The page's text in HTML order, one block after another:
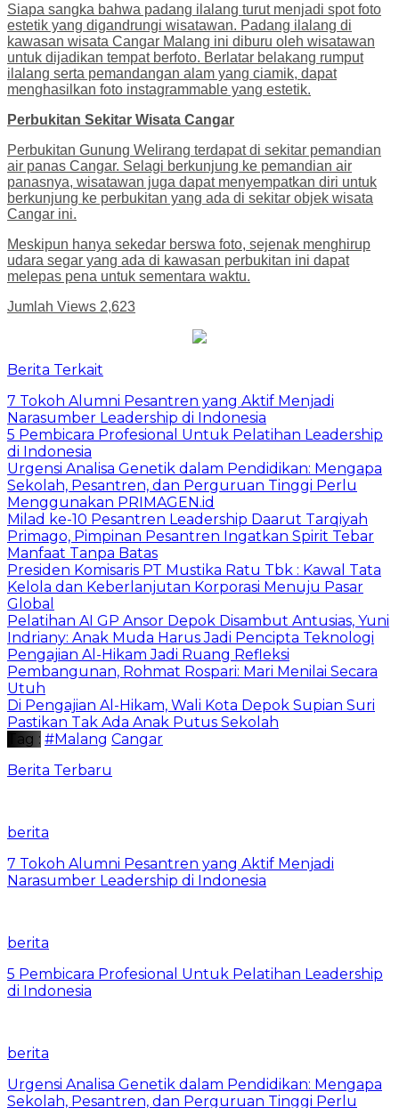
Siapa sangka bahwa padang ilalang turut menjadi spot foto
estetik yang digandrungi wisatawan. Padang ilalang di
kawasan wisata Cangar Malang ini diburu oleh wisatawan
untuk dijadikan tempat berfoto. Berlatar belakang rumput
ilalang serta pemandangan alam yang ciamik, dapat
menghasilkan foto instagrammable yang estetik.
Perbukitan Sekitar Wisata Cangar
Perbukitan Gunung Welirang terdapat di sekitar pemandian
air panas Cangar. Selagi berkunjung ke pemandian air
panasnya, wisatawan juga dapat menyempatkan diri untuk
berkunjung ke perbukitan yang ada di sekitar objek wisata
Cangar ini.
Meskipun hanya sekedar berswa foto, sejenak menghirup
udara segar yang ada di kawasan perbukitan ini dapat
melepas pena untuk sementara waktu.
Jumlah Views 2,623
Berita Terkait
7 Tokoh Alumni Pesantren yang Aktif Menjadi
Narasumber Leadership di Indonesia
5 Pembicara Profesional Untuk Pelatihan Leadership
di Indonesia
Urgensi Analisa Genetik dalam Pendidikan: Mengapa
Sekolah, Pesantren, dan Perguruan Tinggi Perlu
Menggunakan PRIMAGEN.id
Milad ke-10 Pesantren Leadership Daarut Tarqiyah
Primago, Pimpinan Pesantren Ingatkan Spirit Tebar
Manfaat Tanpa Batas
Presiden Komisaris PT Mustika Ratu Tbk : Kawal Tata
Kelola dan Keberlanjutan Korporasi Menuju Pasar
Global
Pelatihan AI GP Ansor Depok Disambut Antusias, Yuni
Indriany: Anak Muda Harus Jadi Pencipta Teknologi
Pengajian Al-Hikam Jadi Ruang Refleksi
Pembangunan, Rohmat Rospari: Mari Menilai Secara
Utuh
Di Pengajian Al-Hikam, Wali Kota Depok Supian Suri
Pastikan Tak Ada Anak Putus Sekolah
Tag : #Malang Cangar
Berita Terbaru
berita
7 Tokoh Alumni Pesantren yang Aktif Menjadi
Narasumber Leadership di Indonesia
berita
5 Pembicara Profesional Untuk Pelatihan Leadership
di Indonesia
berita
Urgensi Analisa Genetik dalam Pendidikan: Mengapa
Sekolah, Pesantren, dan Perguruan Tinggi Perlu